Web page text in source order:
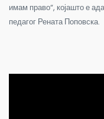
имам право“, којашто е
педагог Рената Поповска.